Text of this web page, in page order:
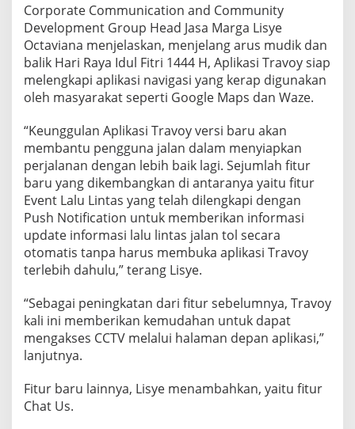
D
I
K
Corporate Communication and Community
Development Group Head Jasa Marga Lisye
Octaviana menjelaskan, menjelang arus mudik dan
balik Hari Raya Idul Fitri 1444 H, Aplikasi Travoy siap
melengkapi aplikasi navigasi yang kerap digunakan
oleh masyarakat seperti Google Maps dan Waze.
“Keunggulan Aplikasi Travoy versi baru akan
membantu pengguna jalan dalam menyiapkan
perjalanan dengan lebih baik lagi. Sejumlah fitur
baru yang dikembangkan di antaranya yaitu fitur
Event Lalu Lintas yang telah dilengkapi dengan
Push Notification untuk memberikan informasi
update informasi lalu lintas jalan tol secara
otomatis tanpa harus membuka aplikasi Travoy
terlebih dahulu,” terang Lisye.
“Sebagai peningkatan dari fitur sebelumnya, Travoy
kali ini memberikan kemudahan untuk dapat
mengakses CCTV melalui halaman depan aplikasi,”
lanjutnya.
Fitur baru lainnya, Lisye menambahkan, yaitu fitur
Chat Us.